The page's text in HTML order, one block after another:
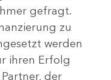
gefragt.
zu
werden
ihren Erfolg
der